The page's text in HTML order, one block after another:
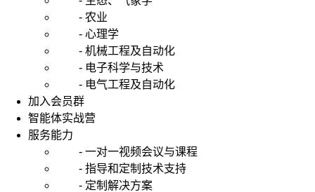
- 农业
- 心理学
- 机械工程及自动化
- 电子科学与技术
- 电气工程及自动化
加入会员群
智能体实战营
服务能力
- 一对一视频会议与课程
- 指导和定制技术支持
- 定制解决方案